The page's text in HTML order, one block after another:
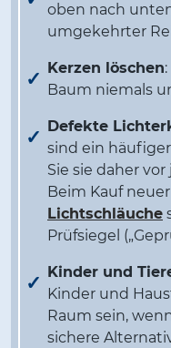
oben nach
umgekehrter
Kerzen löschen
Baum niemals
Defekte
sind ein
Sie sie daher
Beim Kauf neuer
Lichtschläuche
Prüfsiegel
Kinder und
Kinder und
Raum sein,
sichere